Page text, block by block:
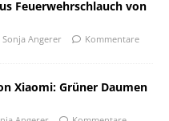
Feuerwehrschlauch von
Sonja Angerer
Kommentare
Xiaomi: Grüner Daumen